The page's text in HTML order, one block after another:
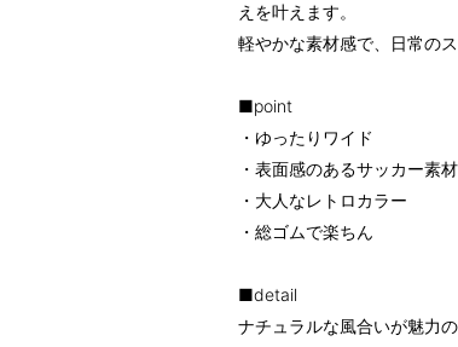
えを叶えます。
軽やかな素材感で、日常の
■point
・ゆったりワイド
・表面感のあるサッカー素材
・大人なレトロカラー
・総ゴムで楽ちん
■detail
ナチュラルな風合いが魅力